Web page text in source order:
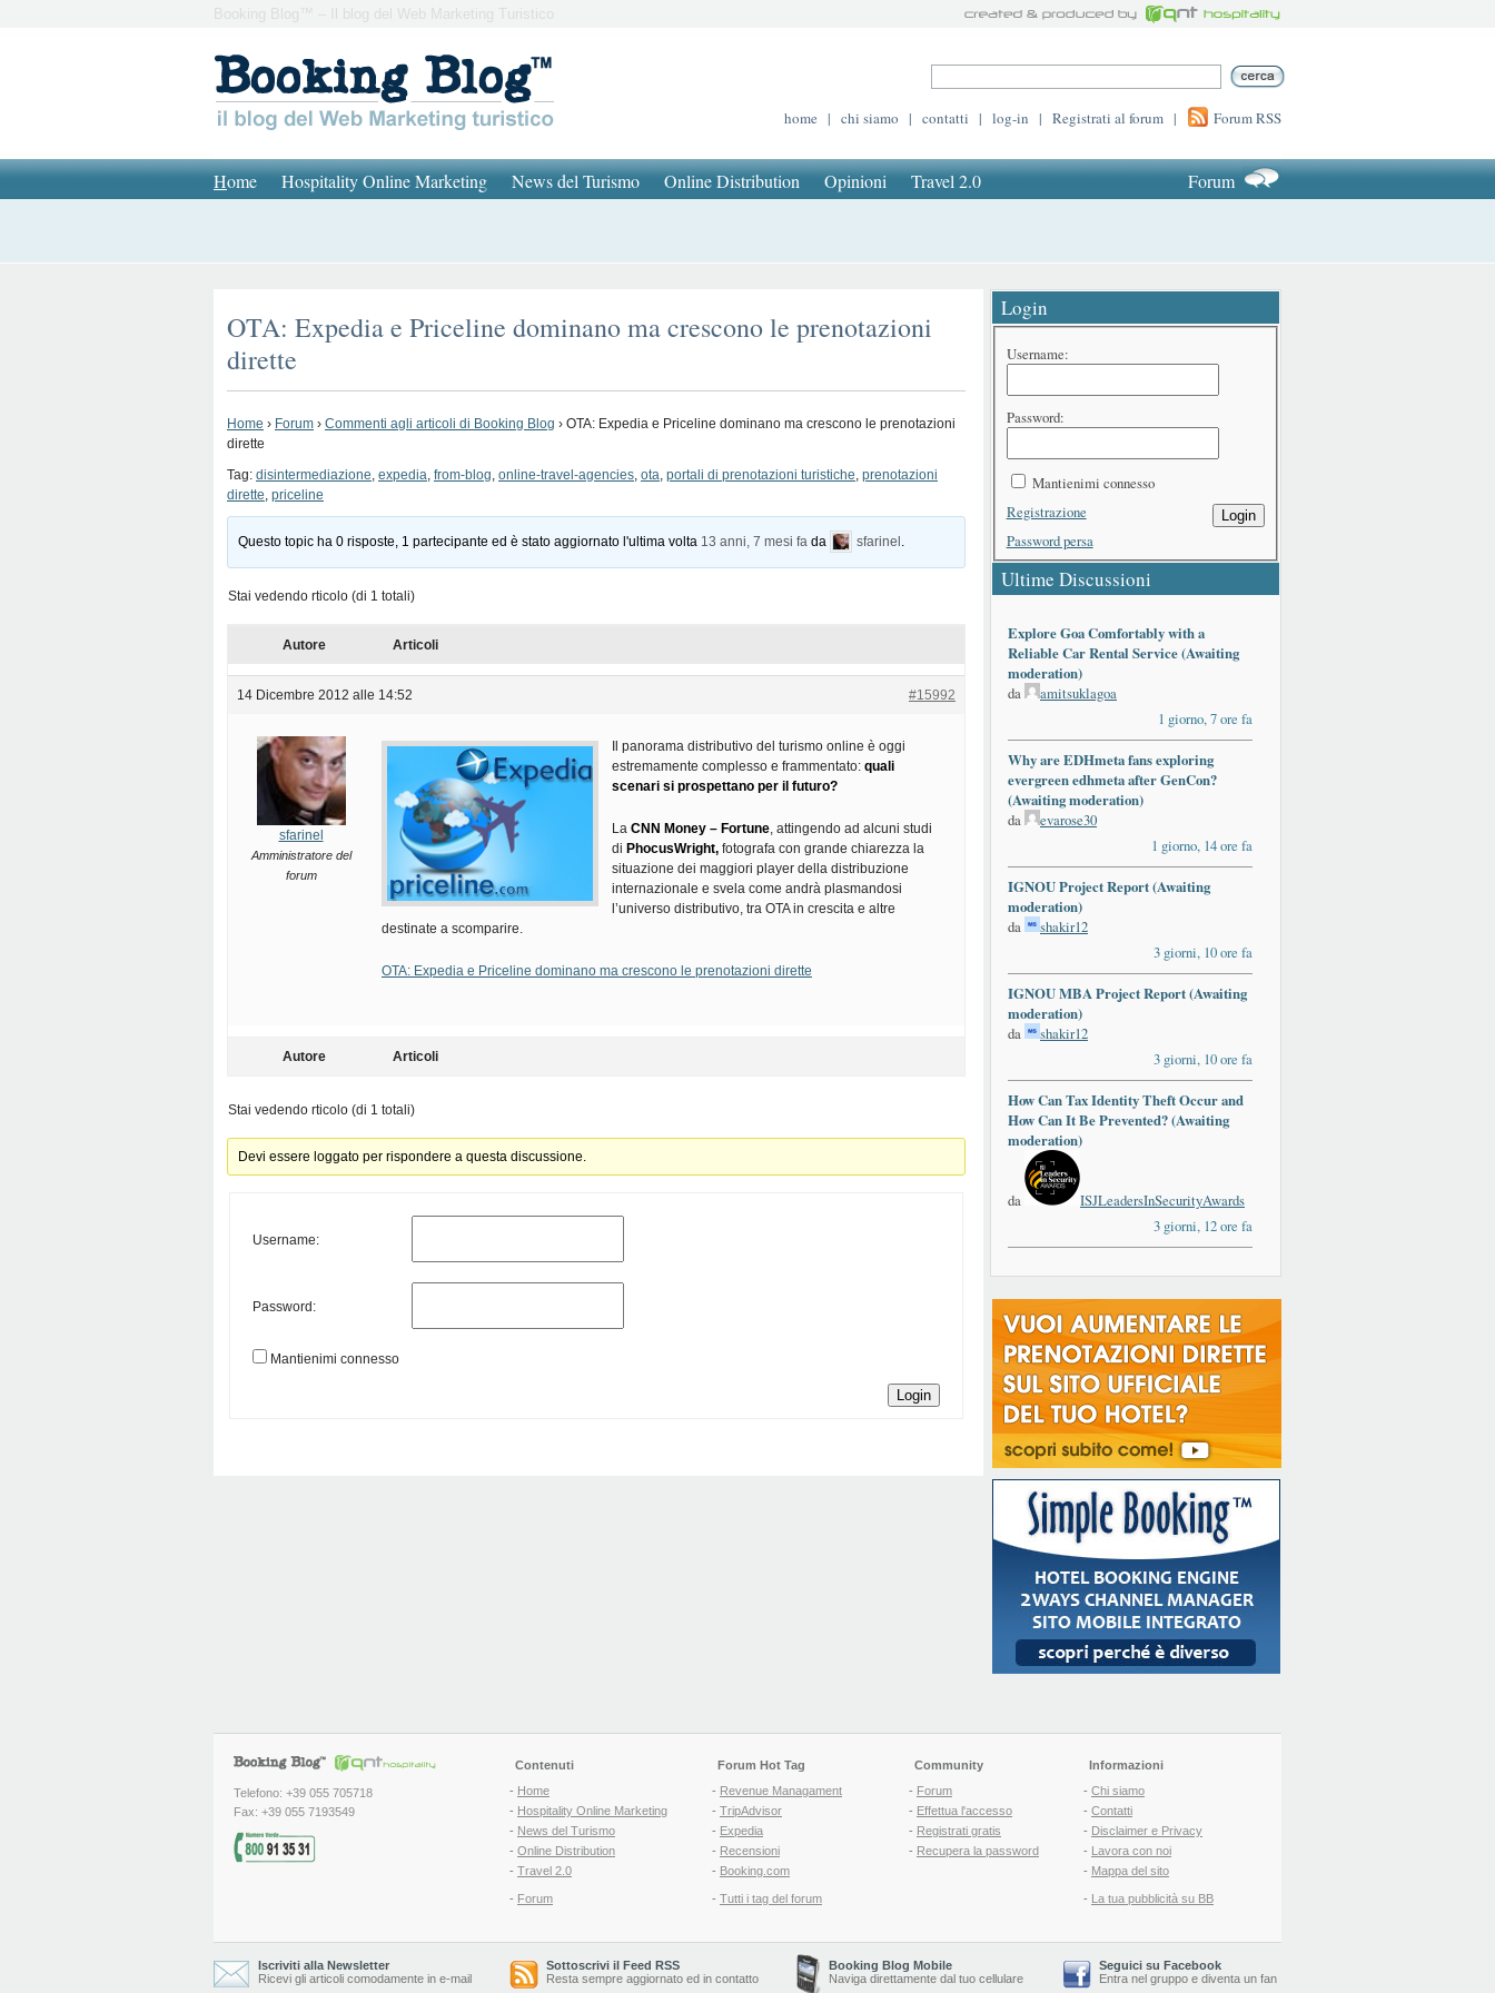
Booking Blog™ – Il blog del Web Marketing Turistico
home | chi siamo | contatti | log-in | Registrati al forum | Forum RSS
Home Hospitality Online Marketing News del Turismo Online Distribution Opinioni Travel 2.0 Forum
OTA: Expedia e Priceline dominano ma crescono le prenotazioni
dirette
Home › Forum › Commenti agli articoli di Booking Blog › OTA: Expedia e Priceline dominano ma crescono le prenotazioni
dirette
Tag: disintermediazione, expedia, from-blog, online-travel-agencies, ota, portali di prenotazioni turistiche, prenotazioni
dirette, priceline
Questo topic ha 0 risposte, 1 partecipante ed è stato aggiornato l'ultima volta 13 anni, 7 mesi fa da sfarinel
Stai vedendo rticolo (di 1 totali)
Autore Articoli
14 Dicembre 2012 alle 14:52 #15992
sfarinel
Amministratore del
forum
Il panorama distributivo del turismo online è oggi
estremamente complesso e frammentato: quali
scenari si prospettano per il futuro?
La CNN Money – Fortune, attingendo ad alcuni studi
di PhocusWright, fotografa con grande chiarezza la
situazione dei maggiori player della distribuzione
internazionale e svela come andrà plasmandosi
l’universo distributivo, tra OTA in crescita e altre
destinate a scomparire.
OTA: Expedia e Priceline dominano ma crescono le prenotazioni dirette
Autore Articoli
Stai vedendo rticolo (di 1 totali)
Devi essere loggato per rispondere a questa discussione.
Username:
Password:
Mantienimi connesso
Login
Login
Username:
Password:
Mantienimi connesso
Login
Registrazione
Password persa
Ultime Discussioni
Explore Goa Comfortably with a
Reliable Car Rental Service (Awaiting
moderation)
da
amitsuklagoa
1 giorno, 7 ore fa
Why are EDHmeta fans exploring
evergreen edhmeta after GenCon?
(Awaiting moderation)
da
evarose30
1 giorno, 14 ore fa
IGNOU Project Report (Awaiting
moderation)
da
shakir12
3 giorni, 10 ore fa
IGNOU MBA Project Report (Awaiting
moderation)
da
shakir12
3 giorni, 10 ore fa
How Can Tax Identity Theft Occur and
How Can It Be Prevented? (Awaiting
moderation)
da
ISJLeadersInSecurityAwards
3 giorni, 12 ore fa
Telefono: +39 055 705718
Fax: +39 055 7193549
Contenuti
- Home
- Hospitality Online Marketing
- News del Turismo
- Online Distribution
- Travel 2.0
- Forum
Forum Hot Tag
- Revenue Managament
- TripAdvisor
- Expedia
- Recensioni
- Booking.com
- Tutti i tag del forum
Community
- Forum
- Effettua l'accesso
- Registrati gratis
- Recupera la password
Informazioni
- Chi siamo
- Contatti
- Disclaimer e Privacy
- Lavora con noi
- Mappa del sito
- La tua pubblicità su BB
Iscriviti alla Newsletter
Ricevi gli articoli comodamente in e-mail
Sottoscrivi il Feed RSS
Resta sempre aggiornato ed in contatto
Booking Blog Mobile
Naviga direttamente dal tuo cellulare
Seguici su Facebook
Entra nel gruppo e diventa un fan